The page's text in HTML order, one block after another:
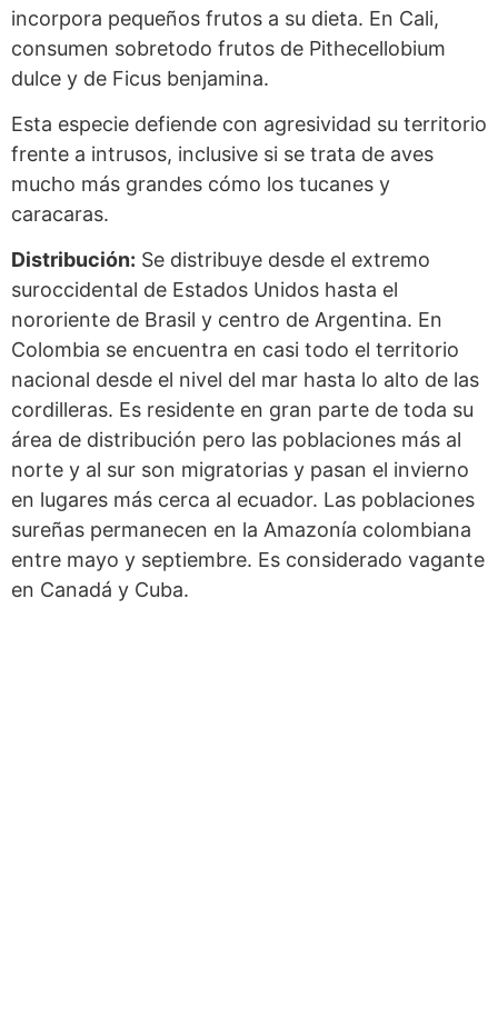
incorpora pequeños frutos a su dieta. En Cali,
consumen sobretodo frutos de Pithecellobium
dulce y de Ficus benjamina.
Esta especie defiende con agresividad su territorio
frente a intrusos, inclusive si se trata de aves
mucho más grandes cómo los tucanes y
caracaras.
Distribución: Se distribuye desde el extremo
suroccidental de Estados Unidos hasta el
nororiente de Brasil y centro de Argentina. En
Colombia se encuentra en casi todo el territorio
nacional desde el nivel del mar hasta lo alto de las
cordilleras. Es residente en gran parte de toda su
área de distribución pero las poblaciones más al
norte y al sur son migratorias y pasan el invierno
en lugares más cerca al ecuador. Las poblaciones
sureñas permanecen en la Amazonía colombiana
entre mayo y septiembre. Es considerado vagante
en Canadá y Cuba.